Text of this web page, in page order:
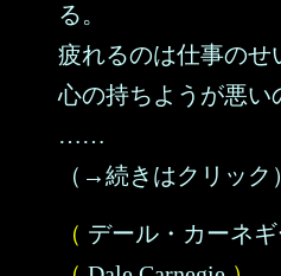
る。
疲れるのは仕事のせ
心の持ちようが悪い
……
（→続きはクリック）
（ デール・カーネ